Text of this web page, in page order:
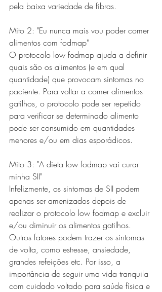
pela baixa variedade de fibras.
Mito 2: "Eu nunca mais vou poder comer
alimentos com fodmap"
O protocolo low fodmap ajuda a definir
quais são os alimentos (e em qual
quantidade) que provocam sintomas no
paciente. Para voltar a comer alimentos
gatilhos, o protocolo pode ser repetido
para verificar se determinado alimento
pode ser consumido em quantidades
menores e/ou em dias esporádicos.
Mito 3: "A dieta low fodmap vai curar
minha SII"
Infelizmente, os sintomas de SII podem
apenas ser amenizados depois de
realizar o protocolo low fodmap e excluir
e/ou diminuir os alimentos gatilhos.
Outros fatores podem trazer os sintomas
de volta, como estresse, ansiedade,
grandes refeições etc. Por isso, a
importância de seguir uma vida tranquila
com cuidado voltado para saúde física e